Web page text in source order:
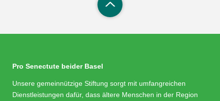
Pro Senectute beider Basel
Unsere gemeinnützige Stiftung sorgt mit umfangreichen
Dienstleistungen dafür, dass ältere Menschen in der Region